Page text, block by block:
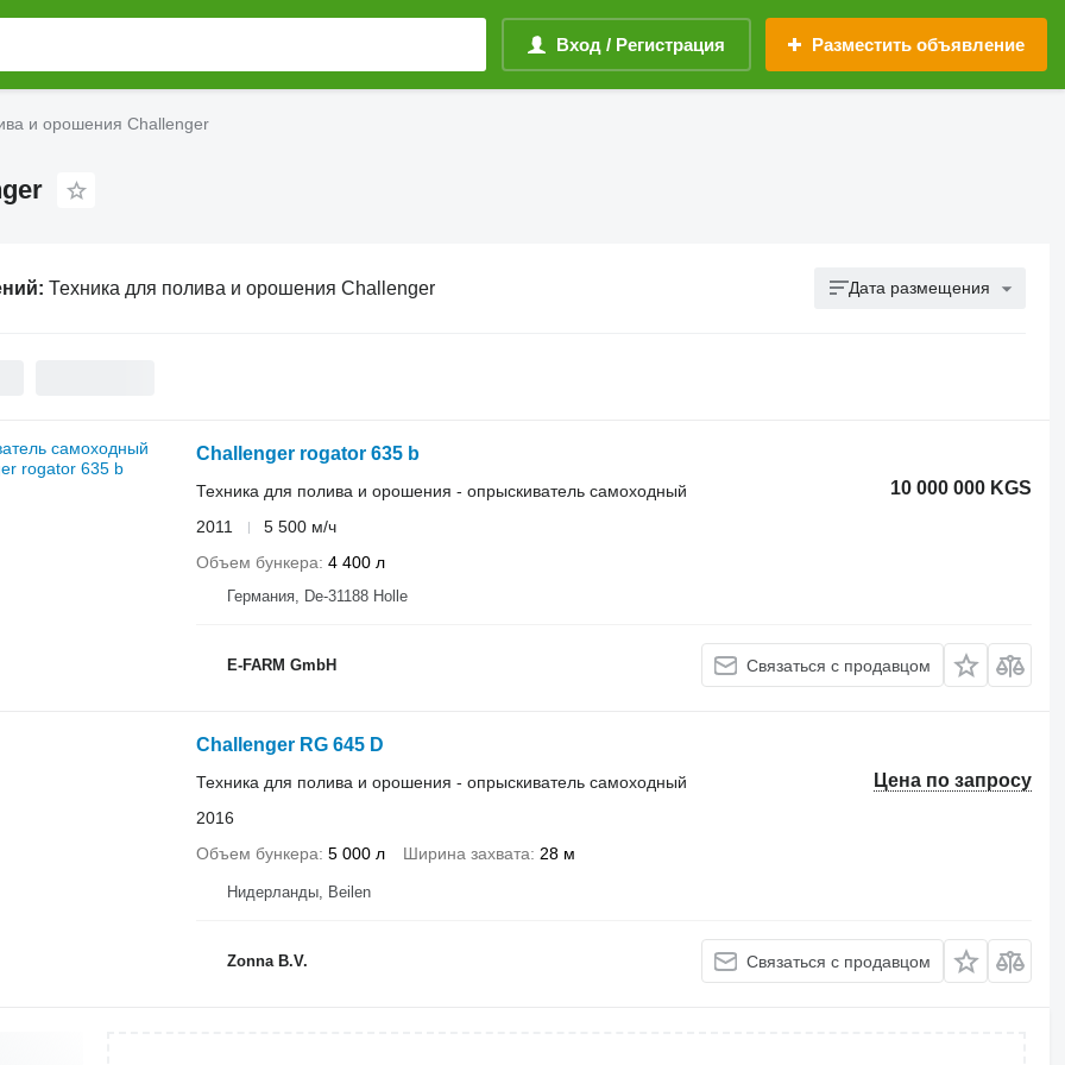
Вход / Регистрация Разместить объявление
и орошения Challenger
Техника для полива и орошения Challenger Дата размещения
Challenger rogator 635 b
10 000 000 KGS
Техника для полива и орошения - опрыскиватель самоходный
2011
5 500 м/ч
Объем бункера 4 400 л
Германия, De-31188 Holle
E-FARM GmbH Связаться с продавцом
Challenger RG 645 D
Цена по запросу
Техника для полива и орошения - опрыскиватель самоходный
2016
Объем бункера 5 000 л Ширина захвата 28 м
Нидерланды, Beilen
Zonna B.V. Связаться с продавцом